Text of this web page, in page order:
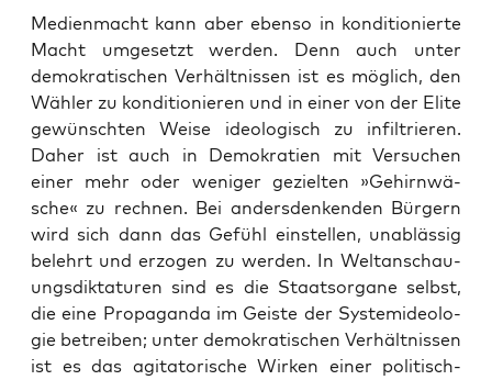
Medi­en­macht kann aber eben­so in kon­di­tio­nier­te
Macht umge­setzt wer­den. Denn auch unter
demo­kra­ti­schen Ver­hält­nis­sen ist es mög­lich, den
Wäh­ler zu kon­di­tio­nie­ren und in einer von der Eli­te
gewünsch­ten Wei­se ideo­lo­gisch zu infil­trie­ren.
Daher ist auch in Demo­kra­tien mit Ver­su­chen
einer mehr oder weni­ger geziel­ten »Gehirn­wä­
sche« zu rech­nen. Bei anders­den­ken­den Bür­gern
wird sich dann das Gefühl ein­stel­len, unab­läs­sig
belehrt und erzo­gen zu wer­den. In Welt­an­schau­
ungs­dik­ta­tu­ren sind es die Staats­or­ga­ne selbst,
die eine Pro­pa­gan­da im Geis­te der Sys­tem­ideo­lo­
gie betrei­ben; unter demo­kra­ti­schen Ver­hält­nis­sen
ist es das agi­ta­to­ri­sche Wir­ken einer poli­tisch-